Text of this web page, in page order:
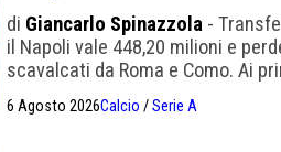
di Giancarlo Spinazzola -
il Napoli vale 448,20 milioni e
scavalcati da Roma e Como. Ai
6 Agosto 2026Calcio /Serie A